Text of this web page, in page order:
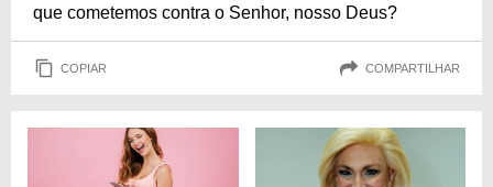
que cometemos contra o Senhor, nosso Deus?
COPIAR COMPARTILHAR